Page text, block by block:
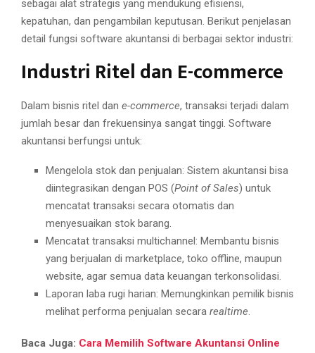
sebagai alat strategis yang mendukung efisiensi,
kepatuhan, dan pengambilan keputusan. Berikut penjelasan
detail fungsi software akuntansi di berbagai sektor industri:
Industri Ritel dan E-commerce
Dalam bisnis ritel dan e-commerce, transaksi terjadi dalam
jumlah besar dan frekuensinya sangat tinggi. Software
akuntansi berfungsi untuk:
Mengelola stok dan penjualan: Sistem akuntansi bisa
diintegrasikan dengan POS (Point of Sales) untuk
mencatat transaksi secara otomatis dan
menyesuaikan stok barang.
Mencatat transaksi multichannel: Membantu bisnis
yang berjualan di marketplace, toko offline, maupun
website, agar semua data keuangan terkonsolidasi.
Laporan laba rugi harian: Memungkinkan pemilik bisnis
melihat performa penjualan secara realtime
Baca Juga: Cara Memilih Software Akuntansi Online